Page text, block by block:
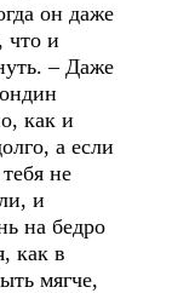
он даже
что и
– Даже
как и
а если
не
и
на бедро
как в
мягче,